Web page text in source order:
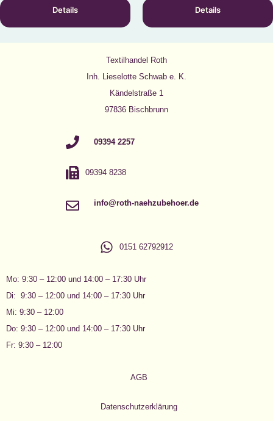
Details Details
Textilhandel Roth
Inh. Lieselotte Schwab e. K.
Kändelstraße 1
97836 Bischbrunn
09394 2257
09394 8238
info@roth-naehzubehoer.de
0151 62792912
Mo: 9:30 – 12:00 und 14:00 – 17:30 Uhr
Di: 9:30 – 12:00 und 14:00 – 17:30 Uhr
Mi: 9:30 – 12:00
Do: 9:30 – 12:00 und 14:00 – 17:30 Uhr
Fr: 9:30 – 12:00
AGB
Datenschutzerklärung